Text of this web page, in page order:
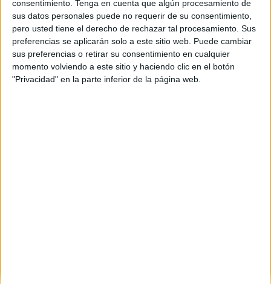
consentimiento. Tenga en cuenta que algún procesamiento de
sus datos personales puede no requerir de su consentimiento,
pero usted tiene el derecho de rechazar tal procesamiento. Sus
preferencias se aplicarán solo a este sitio web. Puede cambiar
sus preferencias o retirar su consentimiento en cualquier
momento volviendo a este sitio y haciendo clic en el botón
"Privacidad" en la parte inferior de la página web.
SEGUIR LEYENDO